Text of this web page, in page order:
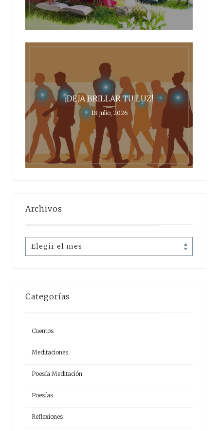
¡DEJA BRILLAR TU LUZ!
18 julio, 2026
Archivos
Archivos
Categorías
Cuentos
Meditaciones
Poesía Meditación
Poesías
Reflexiones